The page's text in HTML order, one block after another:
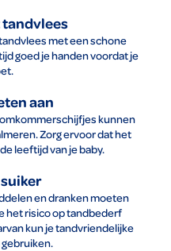
tandvlees
met een schone
goed je handen voordat je
aan
kunnen
Zorg ervoor dat het
leeftijd van je baby.
en dranken moeten
het risico op tandbederf
kun je tandvriendelijke